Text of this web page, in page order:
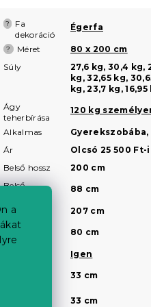
a
?
Fa
dekoráció
Égerfa
? Méret
80 x 200 cm
Súly
27,6 kg, 30,4 kg,
kg, 32,65 kg,
kg, 23,7 kg, 16,95
Ágy
teherbírása
120 kg
Alkalmas
Gyerekszobába,
Ár
Olcsó 25 500 Ft-
Belső hossz
200 cm
Belső
88 cm
Külső hossz
207 cm
Külső
szélesség
80 cm
Igen
33 cm
33 cm